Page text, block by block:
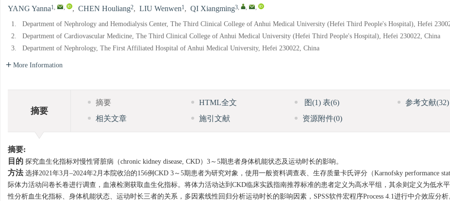
YANG Yanna1, , , CHEN Houliang2, LIU Wenwen1, QI Xiangming3, , ,
1.
Department of Nephrology and Hemodialysis Center, The Third Clinical College of Anhui Medical University (Hefei Third People's Hospital), Hefei
2.
Department of Cardiovascular Medicine, The Third Clinical College of Anhui Medical University (Hefei Third People's Hospital), Hefei 230022, China
3.
Department of Nephrology, The First Affiliated Hospital of Anhui Medical University, Hefei 230022, China
More Information
摘要
摘要 HTML全文 图(1)表(6) 参考文献(32)
相关文章
施引文献 资源附件(0)
摘要:
目的 探究血生化指标对慢性肾脏病（chronic kidney disease, CKD）3～5期患者身体机能状态及运动时长的影响。
方法 选择2021年3月–2024年2月本院收治的156例CKD 3～5期患者为研究对象，使用一般资料调查表、生存质量卡氏评分（Karnofsky performance
际体力活动问卷长卷进行调查，血液检测获取血生化指标。将体力活动达到CKD临床实践指南推荐标准的患者定义为高水平组，其余则定义为低水平
性分析血生化指标、身体机能状态、运动时长三者的关系，多因素线性回归分析运动时长的影响因素，SPSS软件宏程序Process 4.1进行中介效应分析